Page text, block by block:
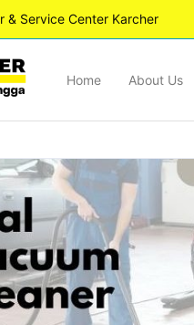
& Service Center Karcher
Home About Us